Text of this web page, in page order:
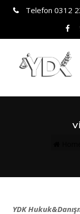
Telefon 0312
YDK